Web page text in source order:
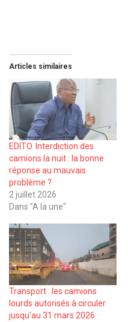
Articles similaires
EDITO. Interdiction des
camions la nuit : la bonne
réponse au mauvais
problème ?
2 juillet 2026
Dans "A la une"
Transport : les camions
lourds autorisés à circuler
jusqu’au 31 mars 2026